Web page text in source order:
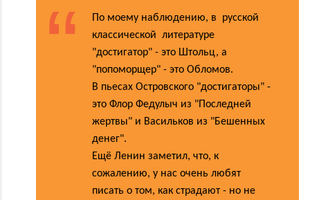
По моему наблюдению, в русской
классической литературе
"достигатор" - это Штольц, а
"попоморщер" - это Обломов.
В пьесах Островского "достигаторы" -
это Флор Федулыч из "Последней
жертвы" и Васильков из "Бешенных
денег".
Ещё Ленин заметил, что, к
сожалению, у нас очень любят
писать о том, как страдают - но не